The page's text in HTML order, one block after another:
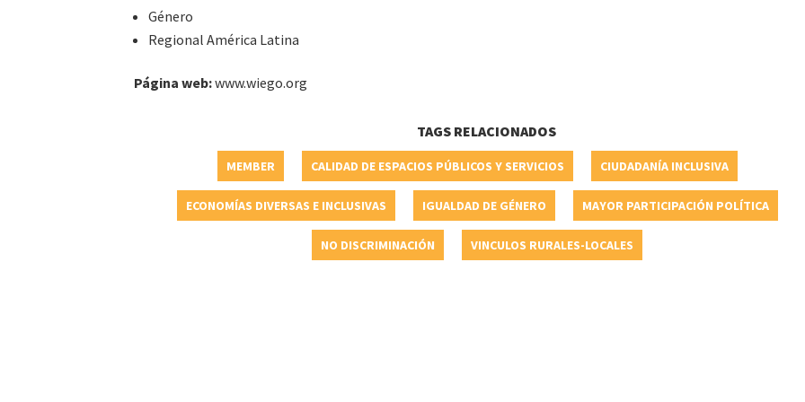
Género
Regional América Latina
Página web:www.wiego.org
TAGS RELACIONADOS
MEMBER CALIDAD DE ESPACIOS PÚBLICOS Y SERVICIOS CIUDADANÍA INCLUSIVA
ECONOMÍAS DIVERSAS E INCLUSIVAS IGUALDAD DE GÉNERO MAYOR PARTICIPACIÓN POLÍTICA
NO DISCRIMINACIÓN VINCULOS RURALES-LOCALES